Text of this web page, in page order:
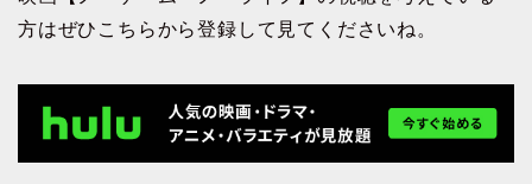
方はぜひこちらから登録して見てくださいね。